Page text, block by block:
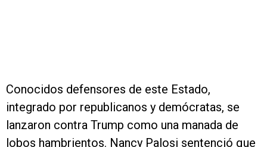
Conocidos defensores de este Estado,
integrado por republicanos y demócratas, se
lanzaron contra Trump como una manada de
lobos hambrientos. Nancy Palosi sentenció que